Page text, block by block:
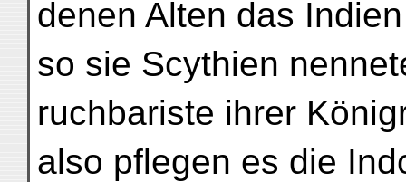
denen Alten das
so sie Scythien
ruchbariste ihrer
also pflegen es die